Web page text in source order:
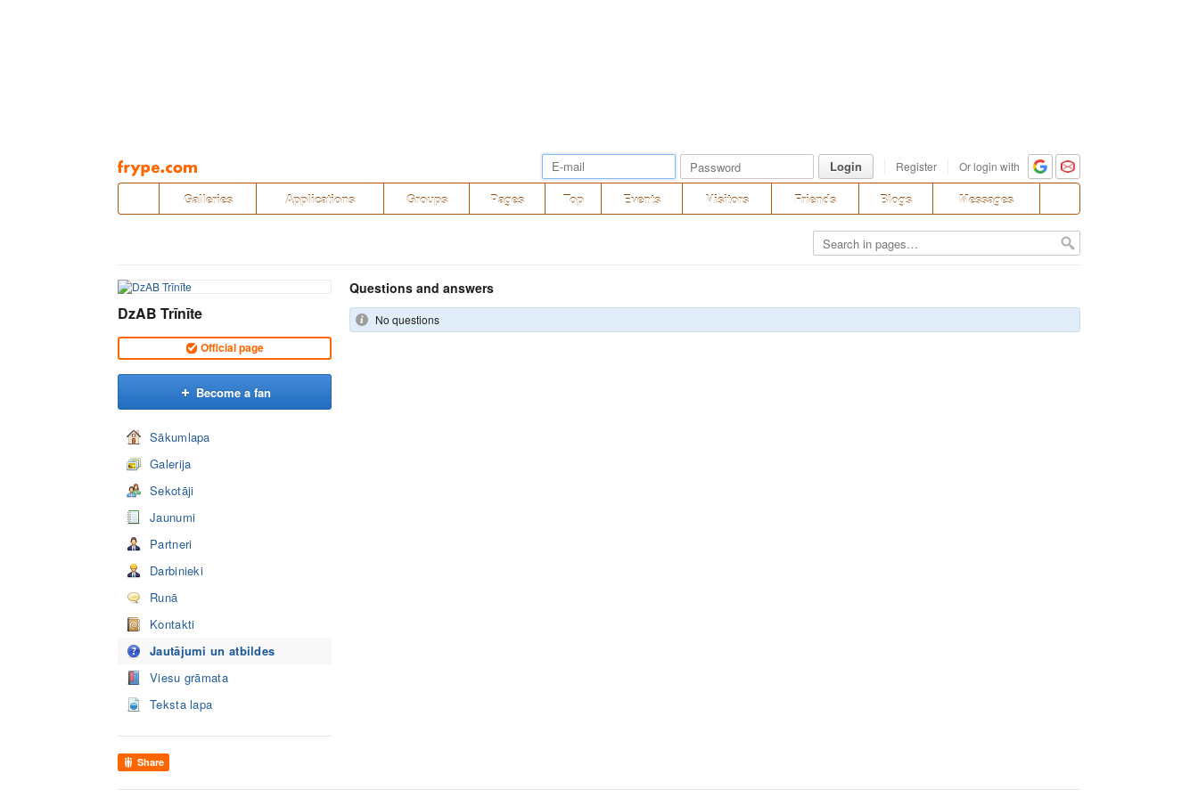
Pāriet
uz
saturu
Login Register Or login with
Galleries Applications Groups Pages Top Events Visitors Friends Blogs Messages
DzAB Trīnīte
Official page
Become a fan
Sākumlapa
Galerija
Sekotāji
Jaunumi
Partneri
Darbinieki
Runā
Kontakti
Jautājumi un atbildes
Viesu grāmata
Teksta lapa
Share
Questions and answers
No questions